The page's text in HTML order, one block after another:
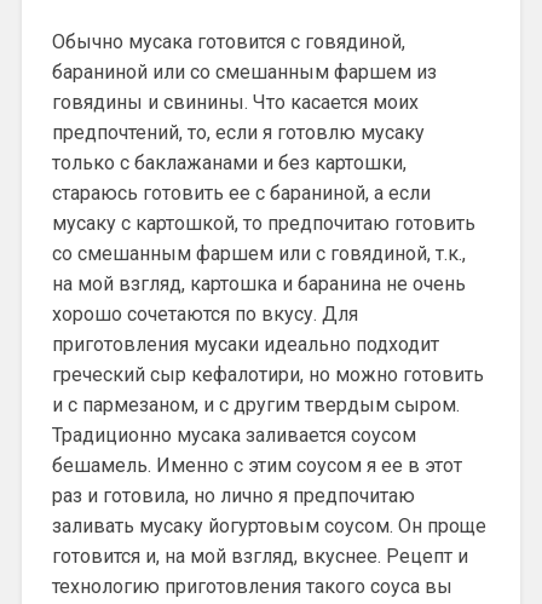
Обычно мусака готовится с говядиной,
бараниной или со смешанным фаршем из
говядины и свинины. Что касается моих
предпочтений, то, если я готовлю мусаку
только с баклажанами и без картошки,
стараюсь готовить ее с бараниной, а если
мусаку с картошкой, то предпочитаю готовить
со смешанным фаршем или с говядиной, т.к.,
на мой взгляд, картошка и баранина не очень
хорошо сочетаются по вкусу. Для
приготовления мусаки идеально подходит
греческий сыр кефалотири, но можно готовить
и с пармезаном, и с другим твердым сыром.
Традиционно мусака заливается соусом
бешамель. Именно с этим соусом я ее в этот
раз и готовила, но лично я предпочитаю
заливать мусаку йогуртовым соусом. Он проще
готовится и, на мой взгляд, вкуснее. Рецепт и
технологию приготовления такого соуса вы